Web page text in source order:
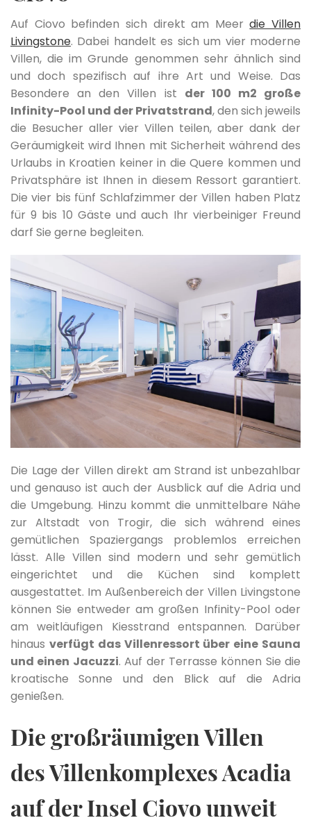
Auf Ciovo befinden sich direkt am Meerdie Villen
Livingstone. Dabei handelt es sich um vier moderne
Villen, die im Grunde genommen sehr ähnlich sind
und doch spezifisch auf ihre Art und Weise. Das
Besondere an den Villen ist der 100 m2 große
Infinity-Pool und der Privatstrand, den sich jeweils
die Besucher aller vier Villen teilen, aber dank der
Geräumigkeit wird Ihnen mit Sicherheit während des
Urlaubs in Kroatien keiner in die Quere kommen und
Privatsphäre ist Ihnen in diesem Ressort garantiert.
Die vier bis fünf Schlafzimmer der Villen haben Platz
für 9 bis 10 Gäste und auch Ihr vierbeiniger Freund
darf Sie gerne begleiten.
Die Lage der Villen direkt am Strand ist unbezahlbar
und genauso ist auch der Ausblick auf die Adria und
die Umgebung. Hinzu kommt die unmittelbare Nähe
zur Altstadt von Trogir, die sich während eines
gemütlichen Spaziergangs problemlos erreichen
lässt. Alle Villen sind modern und sehr gemütlich
eingerichtet und die Küchen sind komplett
ausgestattet. Im Außenbereich der Villen Livingstone
können Sie entweder am großen Infinity-Pool oder
am weitläufigen Kiesstrand entspannen. Darüber
hinaus verfügt das Villenressort über eine Sauna
und einen Jacuzzi. Auf der Terrasse können Sie die
kroatische Sonne und den Blick auf die Adria
genießen.
Die großräumigen Villen
des Villenkomplexes Acadia
auf der Insel Ciovo unweit